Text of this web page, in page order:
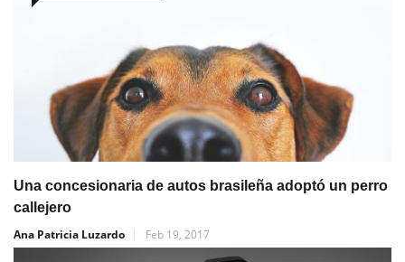
Una concesionaria de autos brasileña adoptó un perro
callejero
Ana Patricia Luzardo
Feb 19, 2017